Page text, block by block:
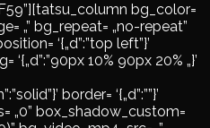
bg_color=
„” bg_repeat= „no-repeat”
‘{„d”:”top left”}’
‘{„d”:”90px 10% 90px 20% „}’
border= ‘{„d”:””}’
„0” box_shadow_custom=